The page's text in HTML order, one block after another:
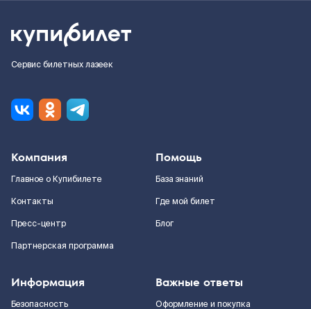
Сервис билетных лазеек
Компания
Главное о Купибилете
Контакты
Пресс-центр
Партнерская программа
Помощь
База знаний
Где мой билет
Блог
Информация
Безопасность
Важные ответы
Оформление и покупка